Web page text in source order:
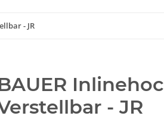
- JR
- JR